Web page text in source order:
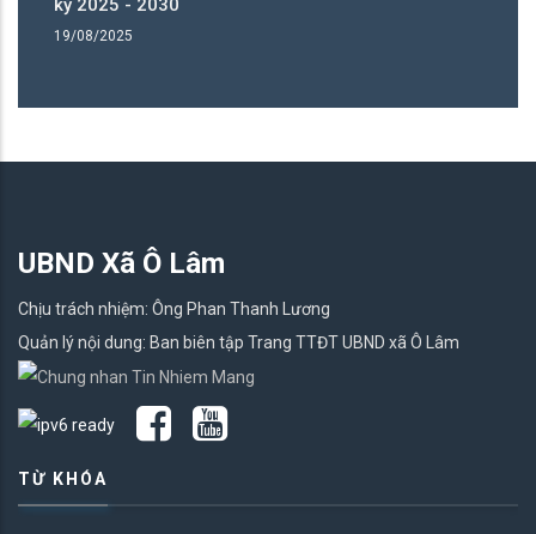
kỳ 2025 - 2030
19/08/2025
UBND Xã Ô Lâm
Chịu trách nhiệm: Ông Phan Thanh Lương
Quản lý nội dung: Ban biên tập Trang TTĐT UBND xã Ô Lâm
TỪ KHÓA